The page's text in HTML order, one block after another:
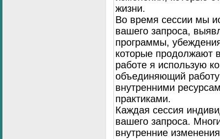
жизни.
Во время сессии мы
вашего запроса,
программы,
которые продолжают
работе я использую
объединяющий
внутренними
практиками.
Каждая сессия
вашего запроса.
внутренние